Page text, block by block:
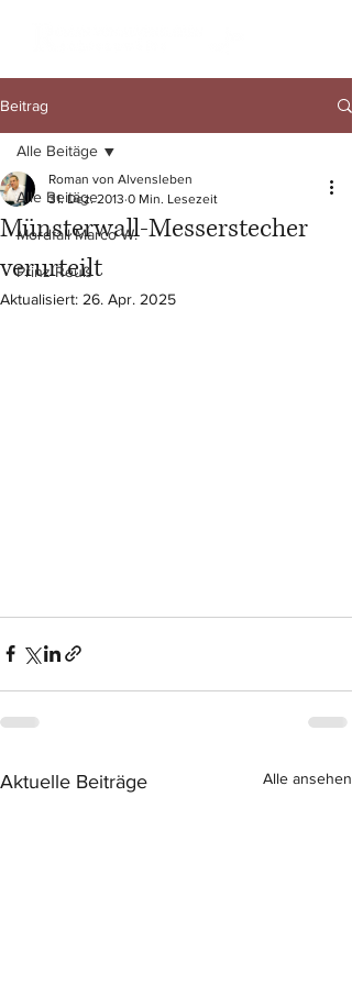
Beitrag
Alle Beitäge
Mordfall Marco W.
Prinz Reuß
Alle Beitäge
Münsterwall-Messerstecher
verurteilt
Roman von Alvensleben
31. Dez. 2013 0 Min. Lesezeit
Aktualisiert: 26. Apr. 2025
Aktuelle Beiträge Alle ansehen